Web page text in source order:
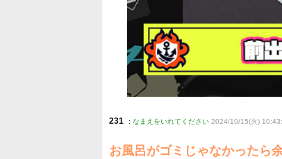
231 : なまえをいれてください 2024/10/15(火)
お風呂がゴミじゃなかったら